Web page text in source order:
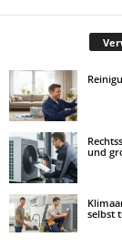
und
selbst